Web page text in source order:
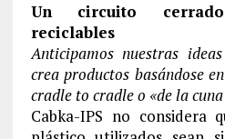
Un circuito
reciclables
Anticipamos nuestras
crea productos basándose
cradle to cradle o «de la
Cabka-IPS no considera